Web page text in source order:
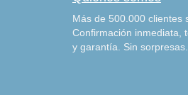
Más de 500.000 clientes
Confirmación inmediata,
y garantía. Sin sorpresas.